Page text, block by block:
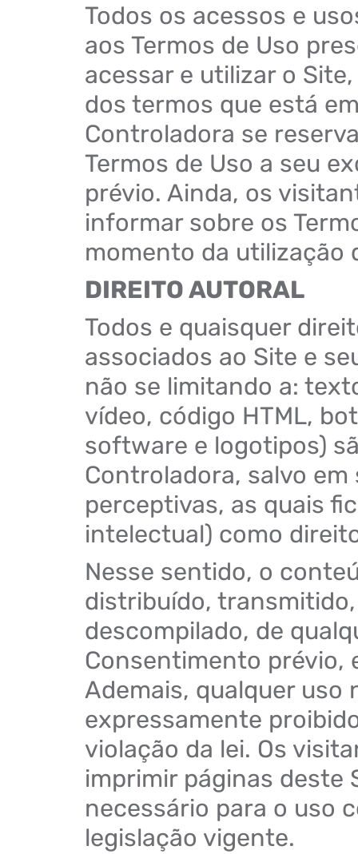
Todos os acessos e
aos Termos de Uso
acessar e utilizar o
dos termos que está
Controladora se
Termos de Uso a seu
prévio. Ainda, os
informar sobre os
momento da utilização
DIREITO AUTORAL
Todos e quaisquer
associados ao Site e
não se limitando a:
vídeo, código HTML,
software e logotipos)
Controladora, salvo
perceptivas, as quais
intelectual) como
Nesse sentido, o
distribuído,
descompilado, de
Consentimento prévio,
Ademais, qualquer
expressamente
violação da lei. Os
imprimir páginas deste
necessário para o uso
legislação vigente.